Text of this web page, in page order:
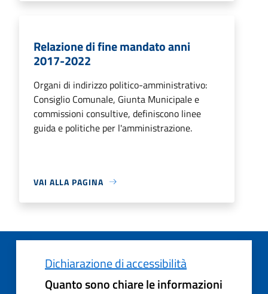
Relazione di fine mandato anni
2017-2022
Organi di indirizzo politico-amministrativo:
Consiglio Comunale, Giunta Municipale e
commissioni consultive, definiscono linee
guida e politiche per l'amministrazione.
VAI ALLA PAGINA
Dichiarazione di accessibilità
Quanto sono chiare le informazioni